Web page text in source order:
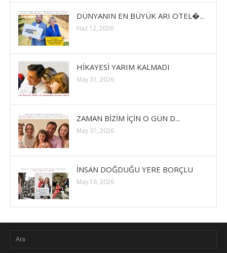
DÜNYANIN EN BÜYÜK ARI OTEL�...
Haz 12, 2026
HİKAYESİ YARIM KALMADI
May 31, 2026
ZAMAN BİZİM İÇİN O GÜN D...
May 31, 2026
İNSAN DOĞDUĞU YERE BORÇLU
May 16, 2026